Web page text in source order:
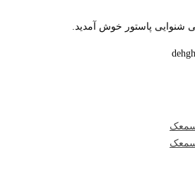
شنوایی پاستور خوش آمدید.